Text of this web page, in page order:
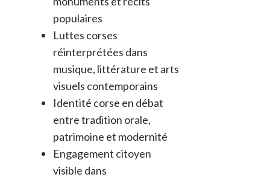
populaires
Luttes corses
réinterprétées dans
musique, littérature et arts
visuels contemporains
Identité corse en débat
entre tradition orale,
patrimoine et modernité
Engagement citoyen
visible dans